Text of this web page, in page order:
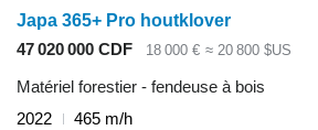
Japa 365+ Pro houtklover
47 020 000 CDF
18 000 € ≈ 20 800 $US
Matériel forestier - fendeuse à bois
2022
465 m/h